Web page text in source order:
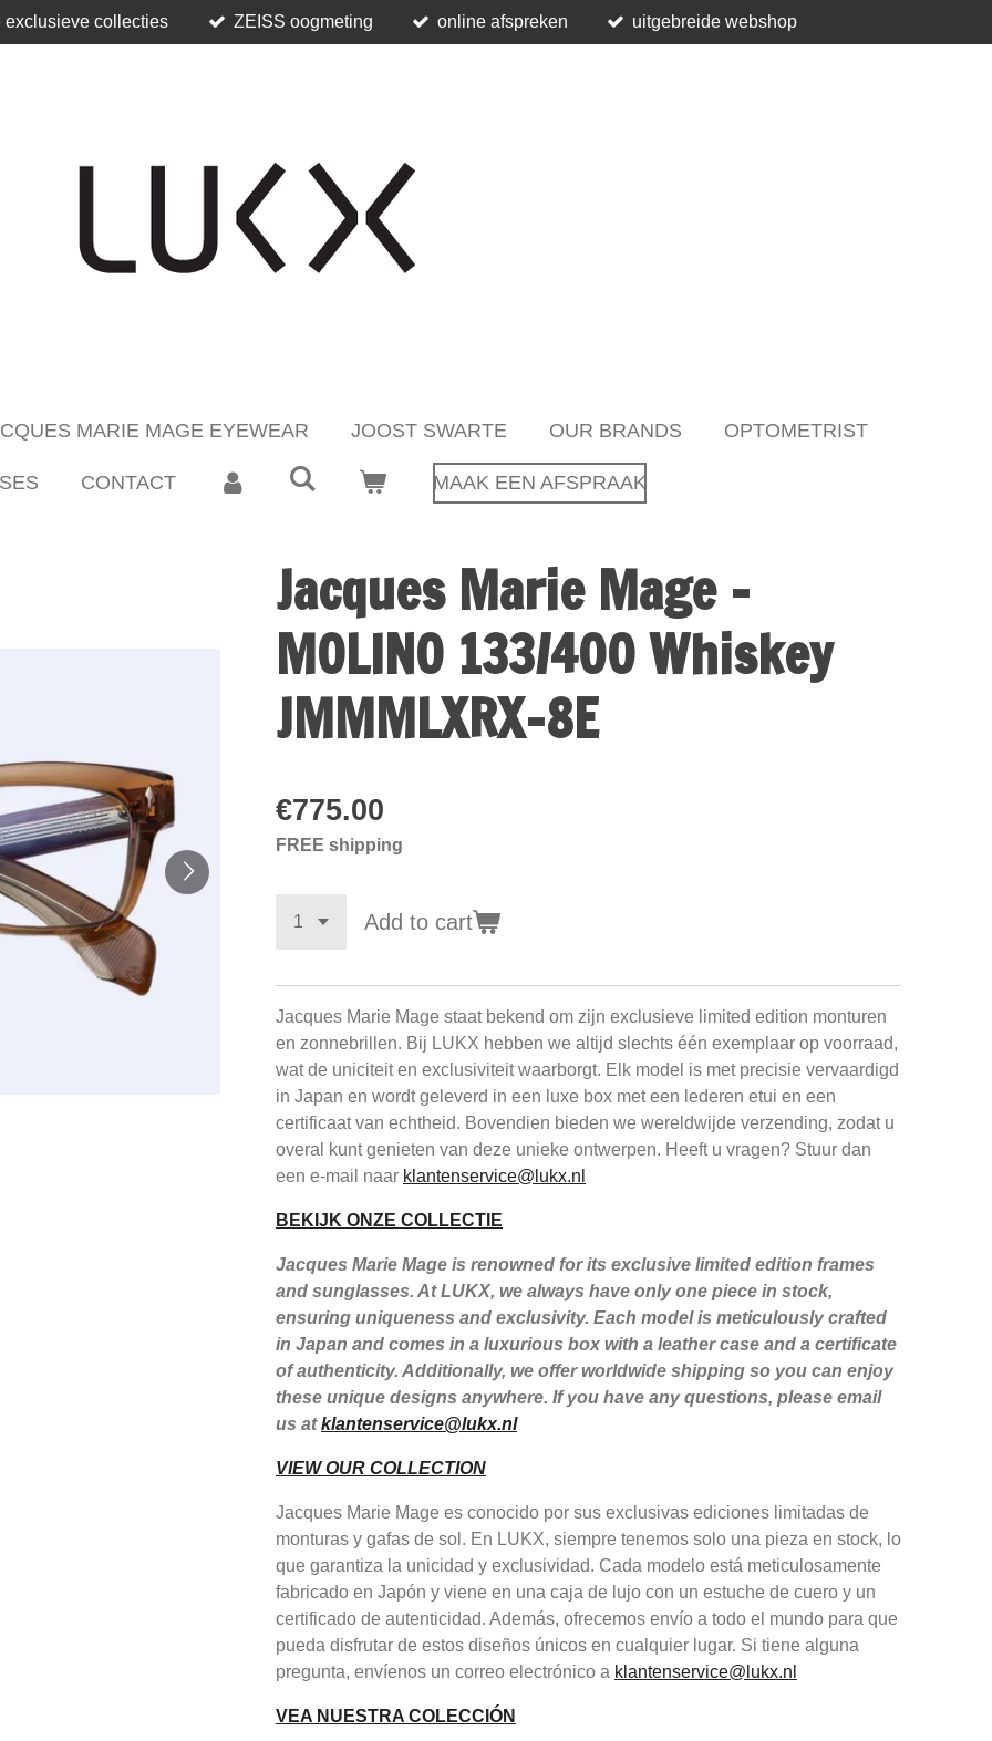
exclusieve collecties ZEISS oogmeting online afspreken uitgebreide webshop
MARIE MAGE EYEWEAR JOOST SWARTE OUR BRANDS OPTOMETRIST
CONTACT MAAK EEN AFSPRAAK
Jacques Marie Mage -
MOLINO 133/400 Whiskey
JMMMLXRX-8E
€775.00
FREE shipping
Add to cart
Jacques Marie Mage staat bekend om zijn exclusieve limited edition monturen
en zonnebrillen. Bij LUKX hebben we altijd slechts één exemplaar op voorraad,
wat de uniciteit en exclusiviteit waarborgt. Elk model is met precisie vervaardigd
in Japan en wordt geleverd in een luxe box met een lederen etui en een
certificaat van echtheid. Bovendien bieden we wereldwijde verzending, zodat u
overal kunt genieten van deze unieke ontwerpen. Heeft u vragen? Stuur dan
een e-mail naar klantenservice@lukx.nl
BEKIJK ONZE COLLECTIE
Jacques Marie Mage is renowned for its exclusive limited edition frames
and sunglasses. At LUKX, we always have only one piece in stock,
ensuring uniqueness and exclusivity. Each model is meticulously crafted
in Japan and comes in a luxurious box with a leather case and a certificate
of authenticity. Additionally, we offer worldwide shipping so you can enjoy
these unique designs anywhere. If you have any questions, please email
us atklantenservice@lukx.nl
VIEW OUR COLLECTION
Jacques Marie Mage es conocido por sus exclusivas ediciones limitadas de
monturas y gafas de sol. En LUKX, siempre tenemos solo una pieza en stock, lo
que garantiza la unicidad y exclusividad. Cada modelo está meticulosamente
fabricado en Japón y viene en una caja de lujo con un estuche de cuero y un
certificado de autenticidad. Además, ofrecemos envío a todo el mundo para que
pueda disfrutar de estos diseños únicos en cualquier lugar. Si tiene alguna
pregunta, envíenos un correo electrónico a klantenservice@lukx.nl
VEA NUESTRA COLECCIÓN